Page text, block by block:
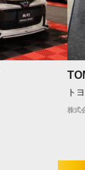
ト
株式